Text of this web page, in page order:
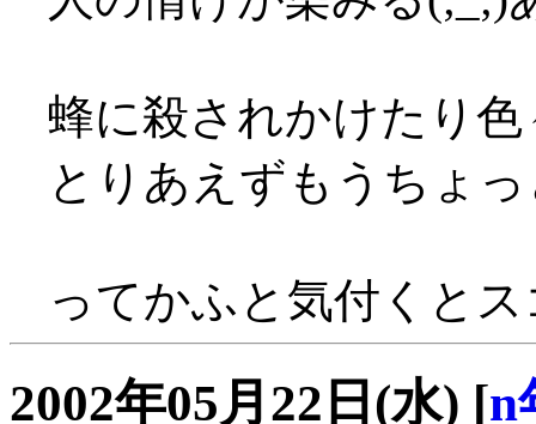
蜂に殺されかけたり色
とりあえずもうちょ
ってかふと気付くと
2002年05月22日(水) [n